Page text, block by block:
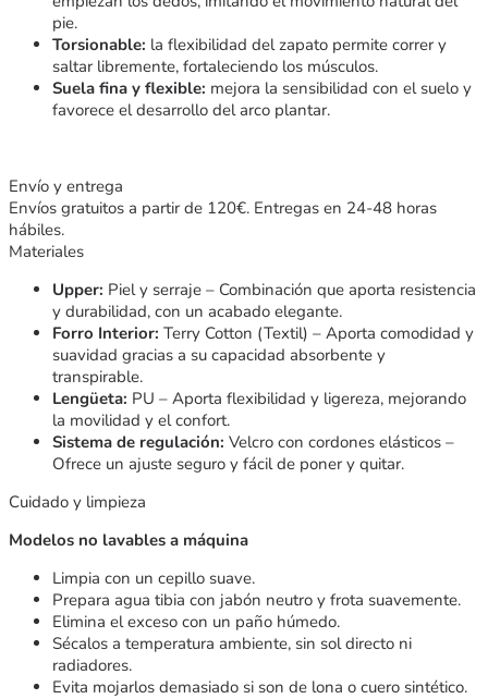
pie.
Torsionable: la flexibilidad del zapato permite correr y
saltar libremente, fortaleciendo los músculos.
Suela fina y flexible: mejora la sensibilidad con el suelo y
favorece el desarrollo del arco plantar.
Envío y entrega
Envíos gratuitos a partir de 120€. Entregas en 24-48 horas
hábiles.
Materiales
Upper: Piel y serraje – Combinación que aporta resistencia
y durabilidad, con un acabado elegante.
Forro Interior: Terry Cotton (Textil) – Aporta comodidad y
suavidad gracias a su capacidad absorbente y
transpirable.
Lengüeta: PU – Aporta flexibilidad y ligereza, mejorando
la movilidad y el confort.
Sistema de regulación: Velcro con cordones elásticos –
Ofrece un ajuste seguro y fácil de poner y quitar.
Cuidado y limpieza
Modelos no lavables a máquina
Limpia con un cepillo suave.
Prepara agua tibia con jabón neutro y frota suavemente.
Elimina el exceso con un paño húmedo.
Sécalos a temperatura ambiente, sin sol directo ni
radiadores.
Evita mojarlos demasiado si son de lona o cuero sintético.